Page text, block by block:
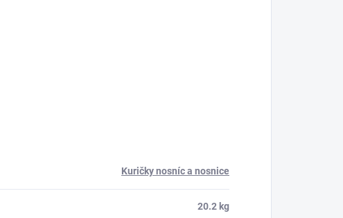
Kuričky nosníc a nosnice
20.2 kg